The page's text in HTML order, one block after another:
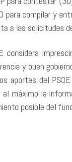
para compilar y
a las solicitudes
considera
y buen
aportes del
máximo la
posible del